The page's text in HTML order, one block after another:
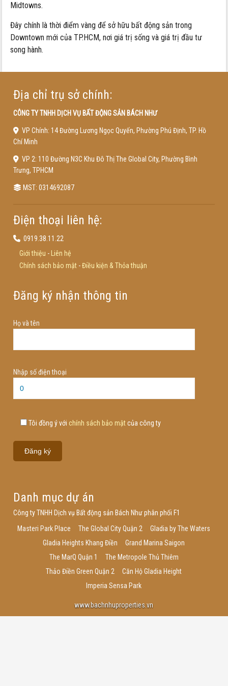
Midtowns.
Đây chính là thời điểm vàng để sở hữu bất động sản trong
Downtown mới của TP.HCM, nơi giá trị sống và giá trị đầu tư
song hành.
Địa chỉ trụ sở chính:
CÔNG TY TNHH DỊCH VỤ BẤT ĐỘNG SẢN BÁCH NHƯ
VP Chính: 14 Đường Lương Ngọc Quyến, Phường Phú Định, TP. Hồ
Chí Minh
VP 2: 110 Đường N3C Khu Đô Thị The Global City, Phường Bình
Trưng, TPHCM
MST: 0314692087
Điện thoại liên hệ:
0919.38.11.22
Giới thiệu - Liên hệ
Chính sách bảo mật-Điều kiện & Thỏa thuận
Đăng ký nhận thông tin
Họ và tên
Nhập số điện thoại
Tôi đồng ý với chính sách bảo mậtcủa công ty
Danh mục dự án
Công ty TNHH Dịch vụ Bất động sản Bách Như phân phối F1
Masteri Park Place
The Global City Quận 2
Gladia by The Waters
Gladia Heights Khang Điền
Grand Marina Saigon
The MarQ Quận 1
The Metropole Thủ Thiêm
Thảo Điền Green Quận 2
Căn Hộ Gladia Height
Imperia Sensa Park
www.bachnhuproperties.vn